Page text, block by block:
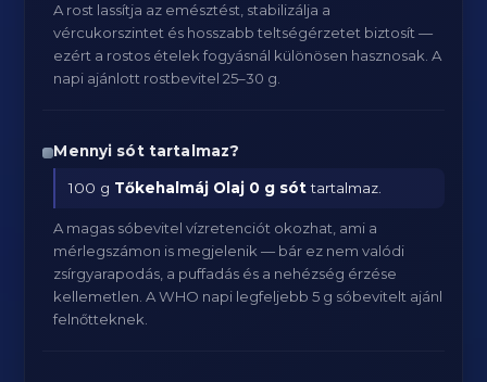
A rost lassítja az emésztést, stabilizálja a
vércukorszintet és hosszabb teltségérzetet biztosít —
ezért a rostos ételek fogyásnál különösen hasznosak. A
napi ajánlott rostbevitel 25–30 g.
Mennyi sót tartalmaz?
100 g Tőkehalmáj Olaj 0 g sóttartalmaz.
A magas sóbevitel vízretenciót okozhat, ami a
mérlegszámon is megjelenik — bár ez nem valódi
zsírgyarapodás, a puffadás és a nehézség érzése
kellemetlen. A WHO napi legfeljebb 5 g sóbevitelt ajánl
felnőtteknek.